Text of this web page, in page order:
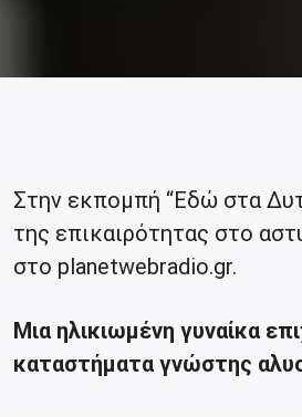
Στην εκπομπή “Εδώ στα
της επικαιρότητας στο
στο planetwebradio.gr.
Μια ηλικιωμένη γυναίκα
καταστήματα γνώστης